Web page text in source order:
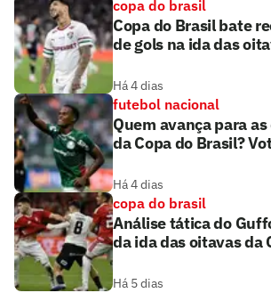
copa do brasil
Copa do Brasil bate
de gols na ida das
Há 4 dias
futebol nacional
Quem avança para
da Copa do Brasil?
Há 4 dias
copa do brasil
Análise tática do
da ida das oitavas da
Há 5 dias